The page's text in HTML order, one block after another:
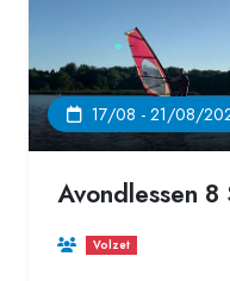
17/08 - 21/08/
Avondlessen 8
Volzet